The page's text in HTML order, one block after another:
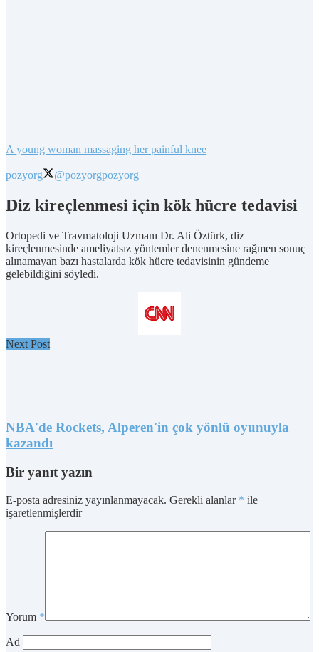
A young woman massaging her painful knee
pozyorg @pozyorgpozyorg
Diz kireçlenmesi için kök hücre tedavisi
Ortopedi ve Travmatoloji Uzmanı Dr. Ali Öztürk, diz
kireçlenmesinde ameliyatsız yöntemler denenmesine rağmen sonuç
alınamayan bazı hastalarda kök hücre tedavisinin gündeme
gelebildiğini söyledi.
Next Post
NBA'de Rockets, Alperen'in çok yönlü oyunuyla
kazandı
Bir yanıt yazın
E-posta adresiniz yayınlanmayacak. Gerekli alanlar * ile
işaretlenmişlerdir
Yorum *
Ad